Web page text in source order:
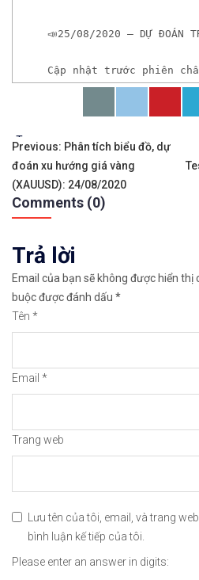
📣25/08/2020 – DỰ ĐOÁN
Cập nhật trước phiên
𝘟𝘦𝘮 𝘤𝘩𝘪 𝘵𝘪ế𝘵: https://
✨🏆𝐗𝐨á 𝐛ỏ 𝐥𝐨 𝐥ắ𝐧𝐠 𝐤𝐡𝐢
✅𝘔ở 𝘵à𝘪 𝘬𝘩𝘰ả𝘯 𝘵𝘳ê𝘯
✅𝘔ở 𝘵à𝘪 𝘬𝘩𝘰ả𝘯 𝘵𝘳ê𝘯
✅𝘔ở 𝘵à𝘪 𝘬𝘩𝘰ả𝘯 𝘵𝘳ê𝘯 𝘴à𝘯
🔗https://
Tags:
Điều
hướng
bài
viết
Previous: Phân tích biểu đồ, dự
đoán xu hướng giá vàng
(XAUUSD): 24/08/2020
Comments (0)
Trả lời
Email của bạn sẽ không được hiển thị
buộc được đánh dấu *
Tên *
Email *
Trang web
Lưu tên của tôi, email, và trang
bình luận kế tiếp của tôi.
Please enter an answer in digits: